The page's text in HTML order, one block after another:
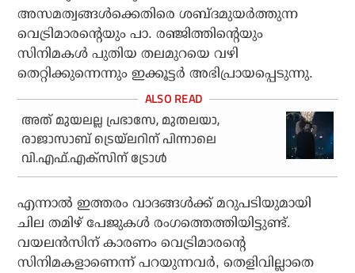
അസമത്വങ്ങള്‍ക്കെതിരെ ശബ്ദമുയര്‍ത്തുന്ന
വെട്രിമാരന്റെയും പാ. രഞ്ജിത്തിന്റെയും
സിനിമകള്‍ പുതിയ തലമുറയെ വഴി
തെറ്റിക്കുന്നെന്നും ഇക്കൂട്ടര്‍ അഭിപ്രായപ്പെടുന്നു.
അത് മുയലല്ല പ്രഭാസേ, മുതലയാ,
രാജാസാബ് ട്രെയ്‌ലറിന് പിന്നാലെ
വി.എഫ്.എക്‌സിന് ട്രോള്‍
എന്നാല്‍ ഇത്തരം വാദങ്ങള്‍ക്ക് മറുപടിയുമായി
ചില തമിഴ് പേജുകള്‍ രംഗത്തെത്തിയിട്ടുണ്ട്.
വയലന്‍സിന് കാരണം വെട്രിമാരന്റെ
സിനിമകളാണെന്ന് പറയുന്നവര്‍, തെളിവില്ലാതെ